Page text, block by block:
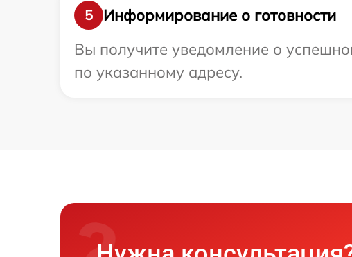
5
Информирование о готовности
Вы получите уведомление о
по указанному адресу.